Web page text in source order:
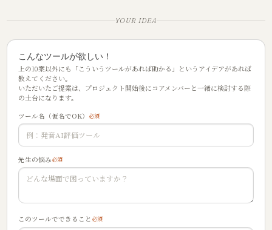
YOUR IDEA
こんなツールが欲しい！
上の10案以外にも「こういうツールがあれば助かる」というアイデアがあれば
教えてください。
いただいたご提案は、プロジェクト開始後にコアメンバーと一緒に検討する際
の土台になります。
ツール名（仮名でOK）必須
先生の悩み必須
このツールでできること必須